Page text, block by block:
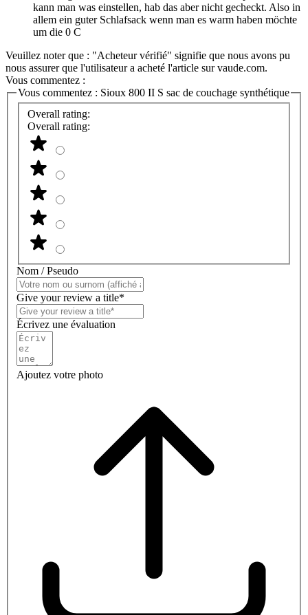
kann man was einstellen, hab das aber nicht gecheckt. Also in
allem ein guter Schlafsack wenn man es warm haben möchte
um die 0 C
Veuillez noter que : "Acheteur vérifié" signifie que nous avons pu
nous assurer que l'utilisateur a acheté l'article sur vaude.com.
Vous commentez :
Vous commentez : Sioux 800 II S sac de couchage synthétique
Overall rating:
Overall rating:
Nom / Pseudo
Give your review a title*
Écrivez une évaluation
Ajoutez votre photo